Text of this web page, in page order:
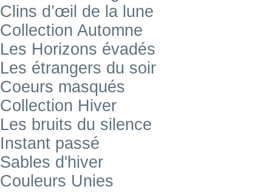
Clins d’œil de la lune
Collection Automne
Les Horizons évadés
Les étrangers du soir
Coeurs masqués
Collection Hiver
Les bruits du silence
Instant passé
Sables d'hiver
Couleurs Unies